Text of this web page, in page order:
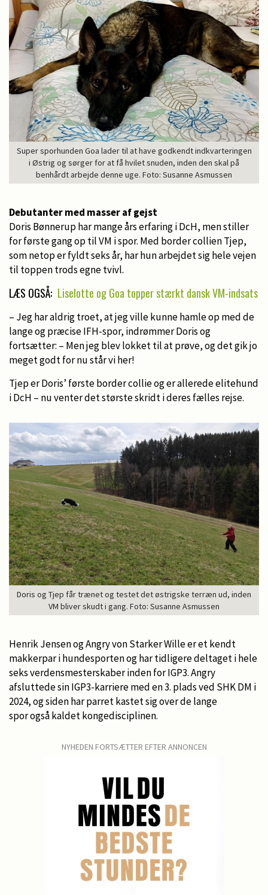
Super sporhunden Goa lader til at have godkendt indkvarteringen
i Østrig og sørger for at få hvilet snuden, inden den skal på
benhårdt arbejde denne uge. Foto: Susanne Asmussen
Debutanter med masser af gejst
Doris Bønnerup har mange års erfaring i DcH, men stiller
for første gang op til VM i spor. Med border collien Tjep,
som netop er fyldt seks år, har hun arbejdet sig hele vejen
til toppen trods egne tvivl.
LÆS OGSÅ: Liselotte og Goa topper stærkt dansk VM-indsats
– Jeg har aldrig troet, at jeg ville kunne hamle op med de
lange og præcise IFH-spor, indrømmer Doris og
fortsætter: – Men jeg blev lokket til at prøve, og det gik jo
meget godt for nu står vi her!
Tjep er Doris’ første border collie og er allerede elitehund
i DcH – nu venter det største skridt i deres fælles rejse.
Doris og Tjep får trænet og testet det østrigske terræn ud, inden
VM bliver skudt i gang. Foto: Susanne Asmussen
Henrik Jensen og Angry von Starker Wille er et kendt
makkerpar i hundesporten og har tidligere deltaget i hele
seks verdensmesterskaber inden for IGP3. Angry
afsluttede sin IGP3-karriere med en 3. plads ved SHK DM i
2024, og siden har parret kastet sig over de lange
spor også kaldet kongedisciplinen.
NYHEDEN FORTSÆTTER EFTER ANNONCEN